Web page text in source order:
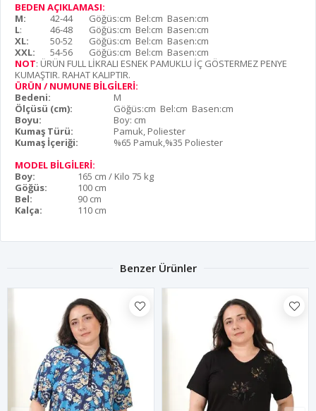
BEDEN AÇIKLAMASI:
M:
42-44
Göğüs:cm Bel:cm Basen:cm
L: 46-48
Göğüs:cm Bel:cm Basen:cm
XL:
50-52
Göğüs:cm Bel:cm Basen:cm
XXL:
54-56
Göğüs:cm Bel:cm Basen:cm
NOT: ÜRÜN FULL LİKRALI ESNEK PAMUKLU İÇ GÖSTERMEZ PENYE
KUMAŞTIR. RAHAT KALIPTIR.
ÜRÜN / NUMUNE BİLGİLERİ:
Bedeni:
M
Ölçüsü (cm):
Göğüs:cm Bel:cm Basen:cm
Boyu:
Boy: cm
Kumaş Türü:
Pamuk, Poliester
Kumaş İçeriği:
%65 Pamuk,%35 Poliester
MODEL BİLGİLERİ:
Boy:
165 cm / Kilo 75 kg
Göğüs:
100 cm
Bel:
90 cm
Kalça:
110 cm
Benzer Ürünler